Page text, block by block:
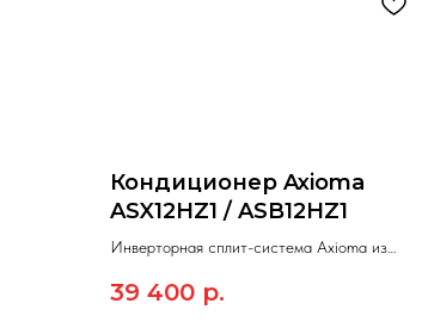
Кондиционер Axioma
ASX12HZ1 / ASB12HZ1
Инверторная сплит-система Axioma из
39 400 р.